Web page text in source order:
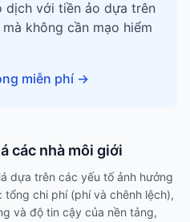
với tiền ảo dựa trên
không cần mạo hiểm
miễn phí →
các nhà môi giới
dựa trên các yếu tố ảnh hưởng
chi phí (phí và chênh lệch),
và độ tin cậy của nền tảng,